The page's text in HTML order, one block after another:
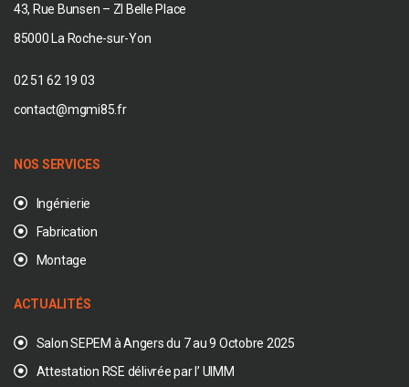
43, Rue Bunsen – ZI Belle Place
85000 La Roche-sur-Yon
02 51 62 19 03
contact@mgmi85.fr
NOS SERVICES
Ingénierie
Fabrication
Montage
ACTUALITÉS
Salon SEPEM à Angers du 7 au 9 Octobre 2025
Attestation RSE délivrée par l’ UIMM